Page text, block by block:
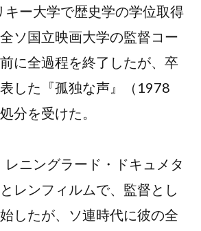
ー大学で歴史学の学位取得
ソ国立映画大学の監督コー
に全過程を終了したが、卒
した『孤独な声』（1978
分を受けた。
ニングラード・ドキュメタ
レンフィルムで、監督とし
したが、ソ連時代に彼の全